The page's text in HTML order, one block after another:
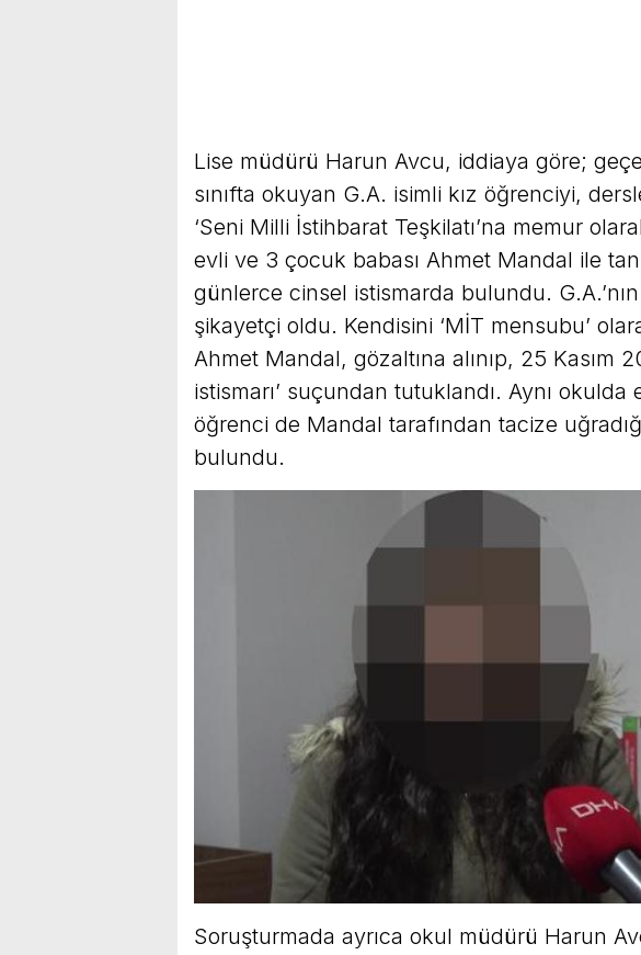
Lise müdürü Harun Avcu, iddiaya göre;
sınıfta okuyan G.A. isimli kız öğrenciyi,
‘Seni Milli İstihbarat Teşkilatı’na memur
evli ve 3 çocuk babası Ahmet Mandal ile
günlerce cinsel istismarda bulundu.
şikayetçi oldu. Kendisini ‘MİT mensubu’
Ahmet Mandal, gözaltına alınıp, 25 Kasım
istismarı’ suçundan tutuklandı. Aynı okulda
öğrenci de Mandal tarafından tacize
bulundu.
Soruşturmada ayrıca okul müdürü Harun